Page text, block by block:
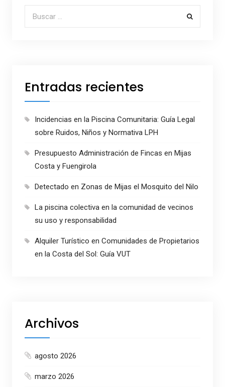
Buscar por:
Entradas recientes
Incidencias en la Piscina Comunitaria: Guía Legal
sobre Ruidos, Niños y Normativa LPH
Presupuesto Administración de Fincas en Mijas
Costa y Fuengirola
Detectado en Zonas de Mijas el Mosquito del Nilo
La piscina colectiva en la comunidad de vecinos
su uso y responsabilidad
Alquiler Turístico en Comunidades de Propietarios
en la Costa del Sol: Guía VUT
Archivos
agosto 2026
marzo 2026